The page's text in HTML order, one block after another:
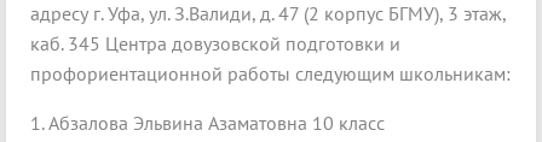
адресу г. Уфа, ул. З.Валиди, д. 47 (2 корпус БГМУ), 3 этаж,
каб. 345 Центра довузовской подготовки и
профориентационной работы следующим школьникам:
1. Абзалова Эльвина Азаматовна 10 класс